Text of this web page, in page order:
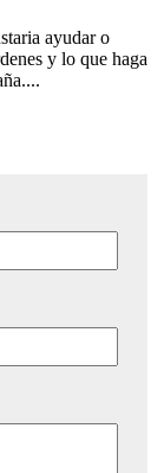
ayudar o
y lo que haga